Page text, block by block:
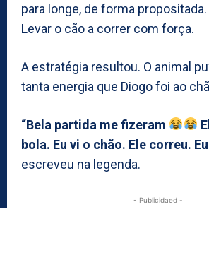
para longe, de forma
Levar o cão a correr com força.
A estratégia resultou. O animal
tanta energia que Diogo foi ao
“Bela partida me fizeram
bola. Eu vi o chão. Ele correu.
escreveu na legenda.
- Publicidaed -